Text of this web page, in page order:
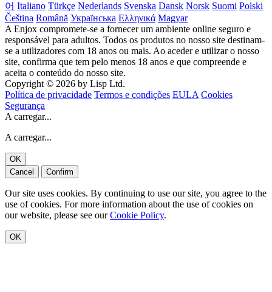
어 Italiano Türkçe Nederlands Svenska Dansk Norsk Suomi Polski
Čeština Română Українська Ελληνικά Magyar
A Enjox compromete-se a fornecer um ambiente online seguro e
responsável para adultos. Todos os produtos no nosso site destinam-
se a utilizadores com 18 anos ou mais. Ao aceder e utilizar o nosso
site, confirma que tem pelo menos 18 anos e que compreende e
aceita o conteúdo do nosso site.
Copyright © 2026 by Lisp Ltd.
Política de privacidade Termos e condições EULA Cookies
Segurança
A carregar...
A carregar...
OK
Cancel
Confirm
Our site uses cookies. By continuing to use our site, you agree to the
use of cookies. For more information about the use of cookies on
our website, please see ourCookie Policy.
OK